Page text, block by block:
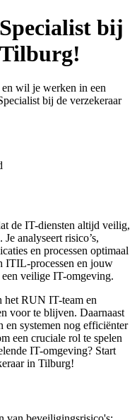
bij
wil je werken in een
bij de verzekeraar
de IT-diensten altijd veilig,
analyseert risico’s,
en processen optimaal
ITIL-processen en jouw
veilige IT-omgeving.
het RUN IT-team en
voor te blijven. Daarnaast
en systemen nog efficiënter
een cruciale rol te spelen
IT-omgeving? Start
in Tilburg!